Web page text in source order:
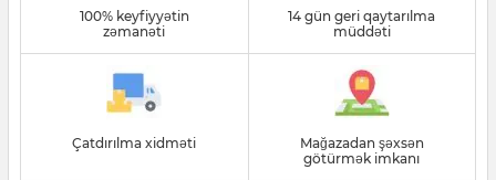
100% keyfiyyətin
zəmanəti
14 gün geri qaytarılma
müddəti
Çatdırılma xidməti
Mağazadan şəxsən
götürmək imkanı